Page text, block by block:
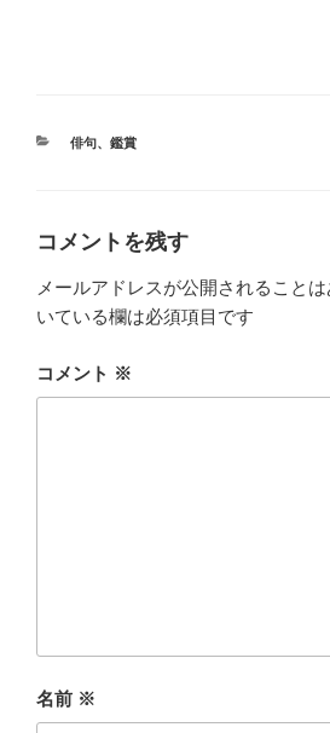
カ
俳句、 鑑賞
コメントを残す
メールアドレスが公開されることは
いている欄は必須項目です
コメント ※
名前 ※